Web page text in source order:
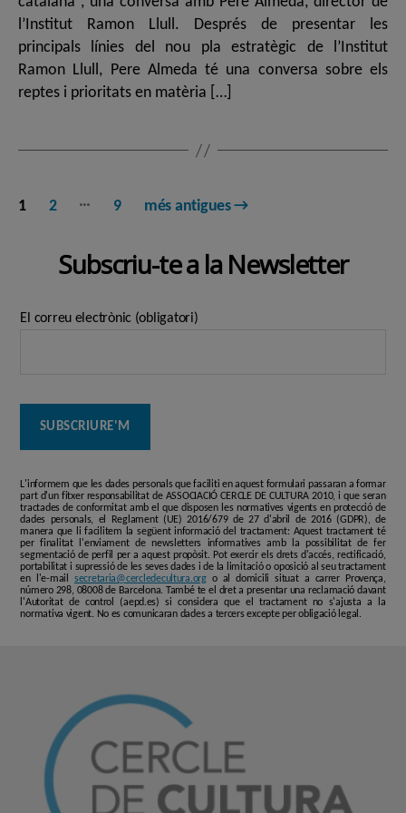
l’Institut Ramon Llull. Després de presentar les
principals línies del nou pla estratègic de l’Institut
Ramon Llull, Pere Almeda té una conversa sobre els
reptes i prioritats en matèria […]
Paginació
entrades
1 2 … 9 més antigues→
Subscriu-te a la Newsletter
El correu electrònic (obligatori)
L'informem que les dades personals que faciliti en aquest formulari passaran a formar
part d'un fitxer responsabilitat de ASSOCIACIÓ CERCLE DE CULTURA 2010, i que seran
tractades de conformitat amb el que disposen les normatives vigents en protecció de
dades personals, el Reglament (UE) 2016/679 de 27 d'abril de 2016 (GDPR), de
manera que li facilitem la següent informació del tractament: Aquest tractament té
per finalitat l'enviament de newsletters informatives amb la possibilitat de fer
segmentació de perfil per a aquest propòsit. Pot exercir els drets d'accés, rectificació,
portabilitat i supressió de les seves dades i de la limitació o oposició al seu tractament
en l'e-mail secretaria@cercledecultura.orgo al domicili situat a carrer Provença,
número 298, 08008 de Barcelona. També te el dret a presentar una reclamació davant
l'Autoritat de control (aepd.es) si considera que el tractament no s'ajusta a la
normativa vigent. No es comunicaran dades a tercers excepte per obligació legal.